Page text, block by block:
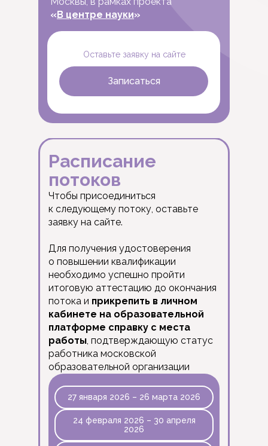
«В центре науки»
Записаться
Оставьте заявку на сайте
Расписание
потоков
Чтобы присоединиться
к следующему потоку, оставьте
заявку на сайте.
Для получения удостоверения
о повышении квалификации
необходимо успешно пройти
итоговую аттестацию до окончания
потока и прикрепить в личном
кабинете на образовательной
платформе справку с места
работы, подтверждающую статус
работника московской
образовательной организации
27 января 2026 – 26 марта 2026
24 февраля 2026 – 30 апреля
2026